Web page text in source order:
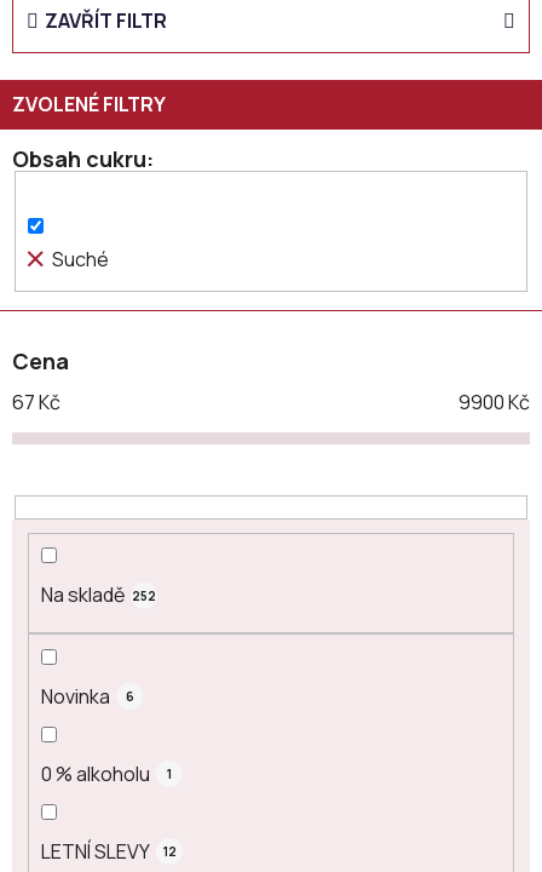
n
í
p
r
o
u
t
ů
ZAVŘÍT FILTR
Obsah cukru
Suché
Cena
67Kč 9900Kč
Na skladě 252
Novinka 6
0 % alkoholu 1
LETNÍ SLEVY 12